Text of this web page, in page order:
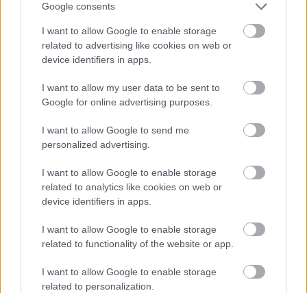
Google consents
I want to allow Google to enable storage
related to advertising like cookies on web or
device identifiers in apps.
I want to allow my user data to be sent to
Google for online advertising purposes.
I want to allow Google to send me
personalized advertising.
I want to allow Google to enable storage
related to analytics like cookies on web or
device identifiers in apps.
I want to allow Google to enable storage
related to functionality of the website or app.
I want to allow Google to enable storage
related to personalization.
13.30: Labdarúgás, skót bajnokság, Celtic-
St.Mirren (élő)
15.30: Labdarúgás, német bajnokság, Hoffenheim-
Bayern München (ismétlés)
17.30: Labdarúgás, skót bajnokság, Celtic-St.Mirren
(ismétlés)
Arena 4
08.00: Labdarúgás, skót bajnokság, Kilmarnock-
Celtic (ismétlés)
10.00: Labdarúgás, angol másodosztály, playoff,
elődöntő, visszavágó, Leeds-Norwich (ismétlés)
12.00: Labdarúgás, angol másodosztály, playoff,
elődöntő, visszavágó, Southampton-West Brom
(ismétlés)
15.30: Labdarúgás, német bajnokság, utolsó
forduló körkapcsolás (élő)